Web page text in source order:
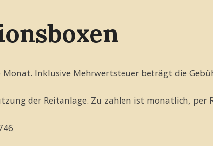
Monat. Inklusive Mehrwertsteuer beträgt die
der Reitanlage. Zu zahlen ist monatlich, per